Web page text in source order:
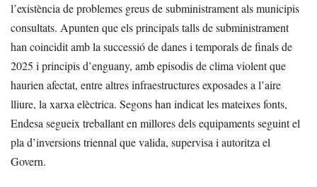
l’existència de problemes greus de subministrament als municipis
consultats. Apunten que els principals talls de subministrament
han coincidit amb la successió de danes i temporals de finals de
2025 i principis d’enguany, amb episodis de clima violent que
haurien afectat, entre altres infraestructures exposades a l’aire
lliure, la xarxa elèctrica. Segons han indicat les mateixes fonts,
Endesa segueix treballant en millores dels equipaments seguint el
pla d’inversions triennal que valida, supervisa i autoritza el
Govern.